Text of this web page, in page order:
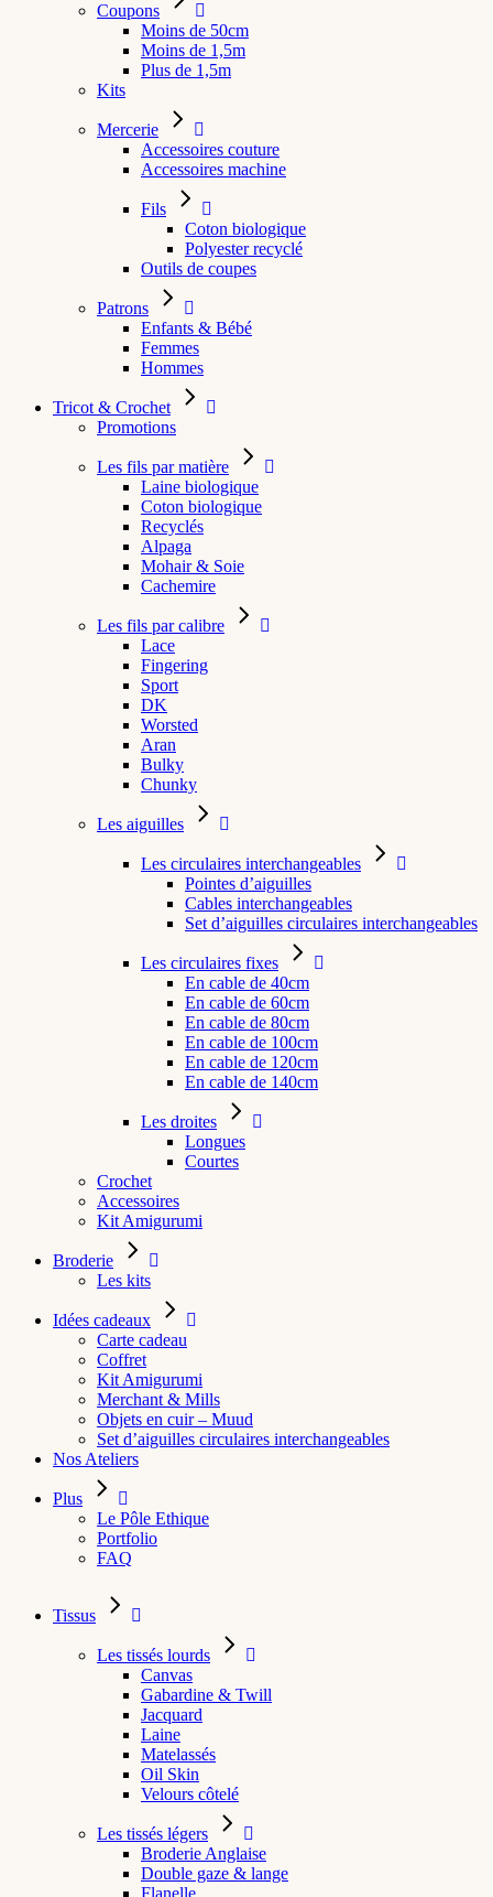
Coupons
Moins de 50cm
Moins de 1,5m
Plus de 1,5m
Kits
Mercerie
Accessoires couture
Accessoires machine
Fils
Coton biologique
Polyester recyclé
Outils de coupes
Patrons
Enfants & Bébé
Femmes
Hommes
Tricot & Crochet
Promotions
Les fils par matière
Laine biologique
Coton biologique
Recyclés
Alpaga
Mohair & Soie
Cachemire
Les fils par calibre
Lace
Fingering
Sport
DK
Worsted
Aran
Bulky
Chunky
Les aiguilles
Les circulaires interchangeables
Pointes d’aiguilles
Cables interchangeables
Set d’aiguilles circulaires interchangeables
Les circulaires fixes
En cable de 40cm
En cable de 60cm
En cable de 80cm
En cable de 100cm
En cable de 120cm
En cable de 140cm
Les droites
Longues
Courtes
Crochet
Accessoires
Kit Amigurumi
Broderie
Les kits
Idées cadeaux
Carte cadeau
Coffret
Kit Amigurumi
Merchant & Mills
Objets en cuir – Muud
Set d’aiguilles circulaires interchangeables
Nos Ateliers
Plus
Le Pôle Ethique
Portfolio
FAQ
Tissus
Les tissés lourds
Canvas
Gabardine & Twill
Jacquard
Laine
Matelassés
Oil Skin
Velours côtelé
Les tissés légers
Broderie Anglaise
Double gaze & lange
Flanelle